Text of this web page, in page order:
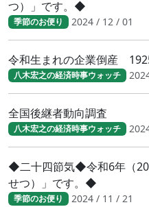
つ）」です。◆
季節のお便り 2024 / 12 / 01
令和生まれの企業倒産
八木宏之の経済時事ウォッチ
全国後継者動向調査
八木宏之の経済時事ウォッチ
◆二十四節気◆令和6年（
せつ）」です。◆
季節のお便り 2024 / 11 / 21